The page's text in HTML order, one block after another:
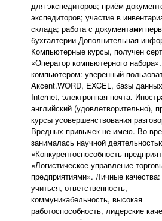
для экспедиторов; приём
экспедиторов; участие в
склада; работа с документами
бухгалтерии Дополнительная
Компьютерные курсы, получен
«Оператор компьютерного
компьютером: уверенный
Aксent.WORD, EXCEL, базы
Internet, электронная почта.
английский (удовлетворительно),
курсы усовершенствования
Вредных привычек не имею. Во
занималась научной
«Конкурентоспособность
«Логистическое управление
предприятиями». Личные качества:
учиться, ответственность,
коммуникабельность, высокая
работоспособность, лидерские